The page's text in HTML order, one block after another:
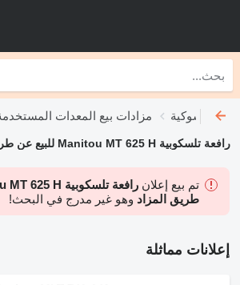
مزادات بيع المعدات شوكية
رافعة تلسكوبية Manitou MT 625 H للبيع عن طريق المزاد
تم بيع إعلان
طريق المزاد وهو غير مدرج في البحث!
إعلانات مماثلة